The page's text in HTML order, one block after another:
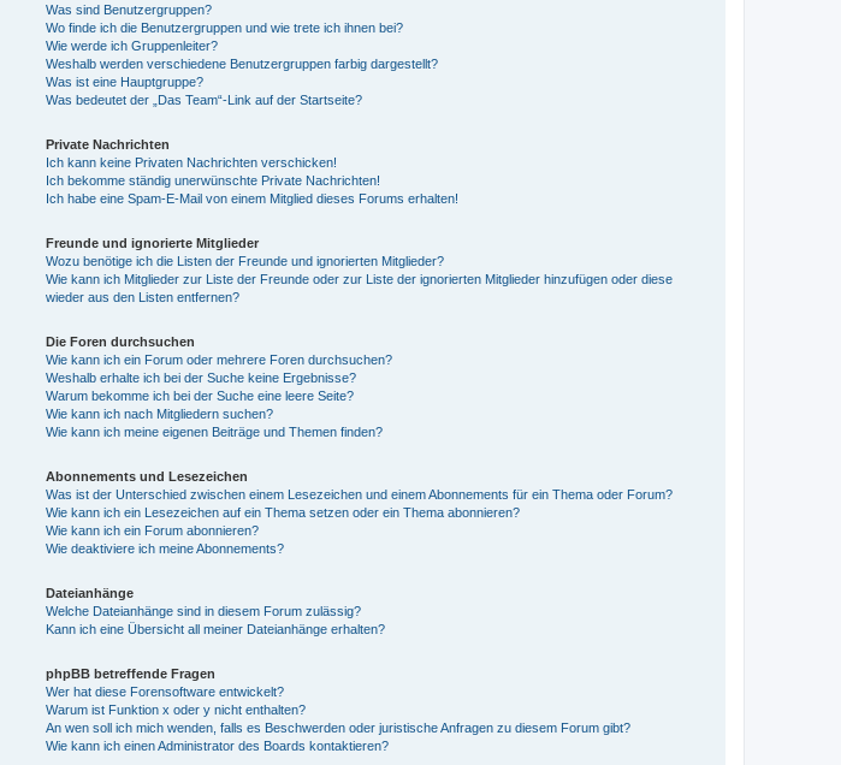
Was sind Benutzergruppen?
Wo finde ich die Benutzergruppen und wie trete ich ihnen bei?
Wie werde ich Gruppenleiter?
Weshalb werden verschiedene Benutzergruppen farbig dargestellt?
Was ist eine Hauptgruppe?
Was bedeutet der „Das Team“-Link auf der Startseite?
Private Nachrichten
Ich kann keine Privaten Nachrichten verschicken!
Ich bekomme ständig unerwünschte Private Nachrichten!
Ich habe eine Spam-E-Mail von einem Mitglied dieses Forums erhalten!
Freunde und ignorierte Mitglieder
Wozu benötige ich die Listen der Freunde und ignorierten Mitglieder?
Wie kann ich Mitglieder zur Liste der Freunde oder zur Liste der ignorierten Mitglieder hinzufügen oder diese
wieder aus den Listen entfernen?
Die Foren durchsuchen
Wie kann ich ein Forum oder mehrere Foren durchsuchen?
Weshalb erhalte ich bei der Suche keine Ergebnisse?
Warum bekomme ich bei der Suche eine leere Seite?
Wie kann ich nach Mitgliedern suchen?
Wie kann ich meine eigenen Beiträge und Themen finden?
Abonnements und Lesezeichen
Was ist der Unterschied zwischen einem Lesezeichen und einem Abonnements für ein Thema oder Forum?
Wie kann ich ein Lesezeichen auf ein Thema setzen oder ein Thema abonnieren?
Wie kann ich ein Forum abonnieren?
Wie deaktiviere ich meine Abonnements?
Dateianhänge
Welche Dateianhänge sind in diesem Forum zulässig?
Kann ich eine Übersicht all meiner Dateianhänge erhalten?
phpBB betreffende Fragen
Wer hat diese Forensoftware entwickelt?
Warum ist Funktion x oder y nicht enthalten?
An wen soll ich mich wenden, falls es Beschwerden oder juristische Anfragen zu diesem Forum gibt?
Wie kann ich einen Administrator des Boards kontaktieren?